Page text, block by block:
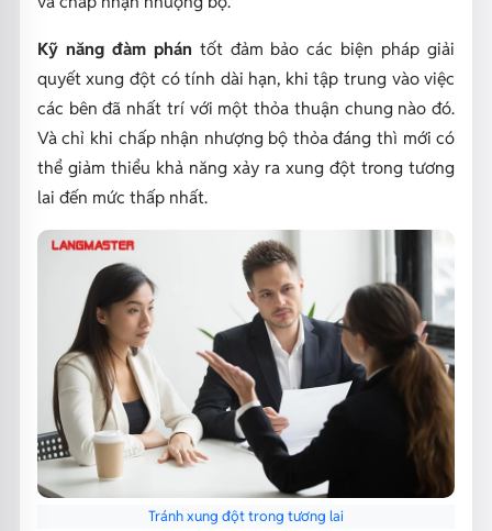
Kỹ năng đàm phán tốt đảm bảo các biện pháp giải
quyết xung đột có tính dài hạn, khi tập trung vào việc
các bên đã nhất trí với một thỏa thuận chung nào đó.
Và chỉ khi chấp nhận nhượng bộ thỏa đáng thì mới có
thể giảm thiểu khả năng xảy ra xung đột trong tương
lai đến mức thấp nhất.
Tránh xung đột trong tương lai